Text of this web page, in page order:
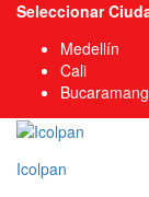
Seleccionar
Medellín
Cali
Icolpan